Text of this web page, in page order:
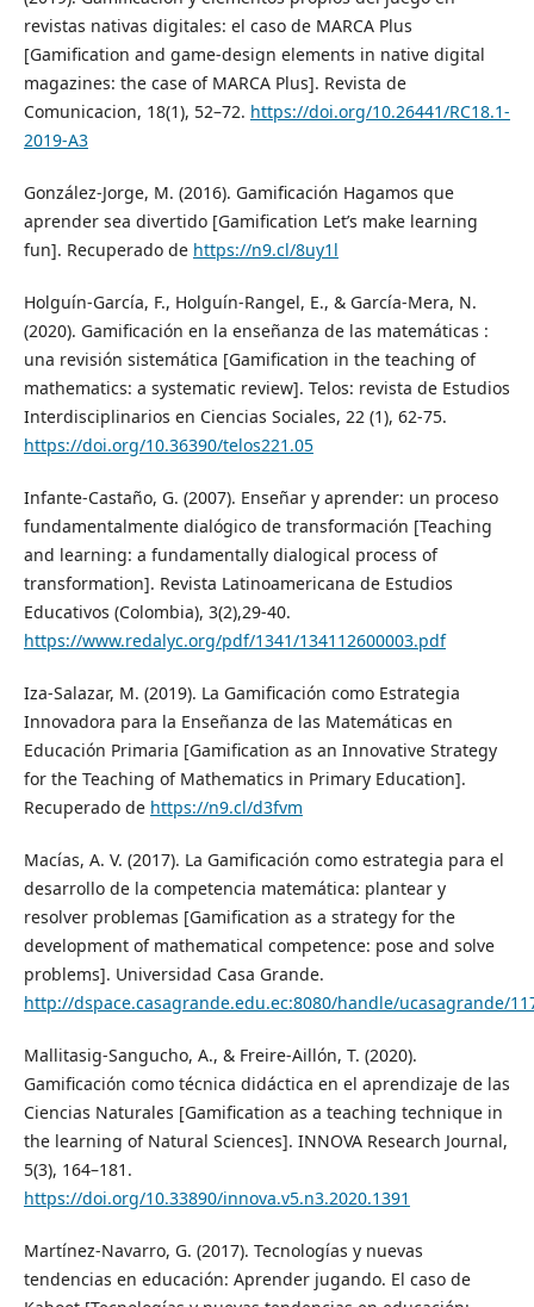
revistas nativas digitales: el caso de MARCA Plus
[Gamification and game-design elements in native digital
magazines: the case of MARCA Plus]. Revista de
Comunicacion, 18(1), 52–72. https://doi.org/10.26441/RC18.1-
2019-A3
González-Jorge, M. (2016). Gamificación Hagamos que
aprender sea divertido [Gamification Let’s make learning
fun]. Recuperado de https://n9.cl/8uy1l
Holguín-García, F., Holguín-Rangel, E., & García-Mera, N.
(2020). Gamificación en la enseñanza de las matemáticas :
una revisión sistemática [Gamification in the teaching of
mathematics: a systematic review]. Telos: revista de Estudios
Interdisciplinarios en Ciencias Sociales, 22 (1), 62-75.
https://doi.org/10.36390/telos221.05
Infante-Castaño, G. (2007). Enseñar y aprender: un proceso
fundamentalmente dialógico de transformación [Teaching
and learning: a fundamentally dialogical process of
transformation]. Revista Latinoamericana de Estudios
Educativos (Colombia), 3(2),29-40.
https://www.redalyc.org/pdf/1341/134112600003.pdf
Iza-Salazar, M. (2019). La Gamificación como Estrategia
Innovadora para la Enseñanza de las Matemáticas en
Educación Primaria [Gamification as an Innovative Strategy
for the Teaching of Mathematics in Primary Education].
Recuperado de https://n9.cl/d3fvm
Macías, A. V. (2017). La Gamificación como estrategia para el
desarrollo de la competencia matemática: plantear y
resolver problemas [Gamification as a strategy for the
development of mathematical competence: pose and solve
problems]. Universidad Casa Grande.
http://dspace.casagrande.edu.ec:8080/handle/ucasagrande/
Mallitasig-Sangucho, A., & Freire-Aillón, T. (2020).
Gamificación como técnica didáctica en el aprendizaje de las
Ciencias Naturales [Gamification as a teaching technique in
the learning of Natural Sciences]. INNOVA Research Journal,
5(3), 164–181.
https://doi.org/10.33890/innova.v5.n3.2020.1391
Martínez-Navarro, G. (2017). Tecnologías y nuevas
tendencias en educación: Aprender jugando. El caso de